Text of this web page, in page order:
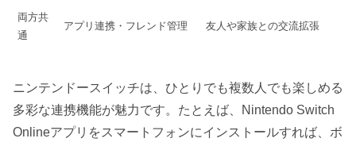
両方共
通
アプリ連携・フレンド管理 友人や家族との交流拡張
ニンテンドースイッチは、ひとりでも複数人でも楽しめる
多彩な連携機能が魅力です。たとえば、Nintendo Switch
Onlineアプリをスマートフォンにインストールすれば、ボ